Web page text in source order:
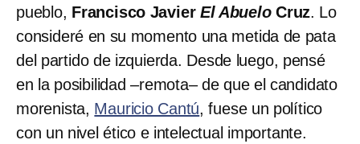
pueblo, Francisco Javier El AbueloCruz. Lo
consideré en su momento una metida de pata
del partido de izquierda. Desde luego, pensé
en la posibilidad –remota– de que el candidato
morenista, Mauricio Cantú, fuese un político
con un nivel ético e intelectual importante.